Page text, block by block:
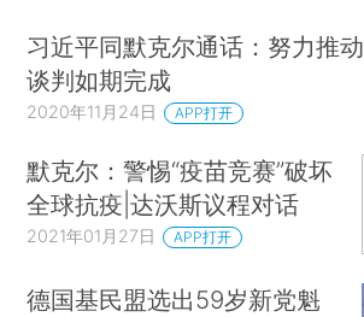
习近平同默克尔通话：努力推
谈判如期完成
2020年11月24日 APP打开
默克尔：警惕“疫苗竞赛”破坏
全球抗疫|达沃斯议程对话
2021年01月27日 APP打开
德国基民盟选出59岁新党魁